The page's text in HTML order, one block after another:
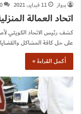
برواز
11 فبراير، 2021 0
اتحاد العمالة
كشف رئيس الاتحاد الكويتي
على حل كافة المشاكل والقضايا
أكمل القراءة »